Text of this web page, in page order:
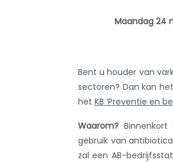
Maandag 24
Bent u houder van
sectoren? Dan kan
het KB ‘Preventie en
Waarom?
gebruik van
zal een AB-